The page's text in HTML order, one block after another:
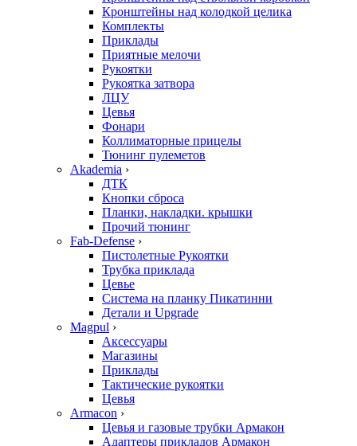
Кронштейны над колодкой целика
Комплекты
Приклады
Приятные мелочи
Рукоятки
Рукоятка затвора
ЛЦУ
Цевья
Фонари
Коллиматорные прицелы
Тюнинг пулеметов
Akademia ›
ДТК
Кнопки сброса
Планки, накладки. крышки
Прочий тюнинг
Fab-Defense ›
Пистолетные Рукоятки
Трубка приклада
Цевье
Система на планку Пикатинни
Детали и Upgrade
Magpul ›
Аксессуары
Магазины
Приклады
Тактические рукоятки
Цевья
Armacon ›
Цевья и газовые трубки Армакон
Адаптеры прикладов Армакон